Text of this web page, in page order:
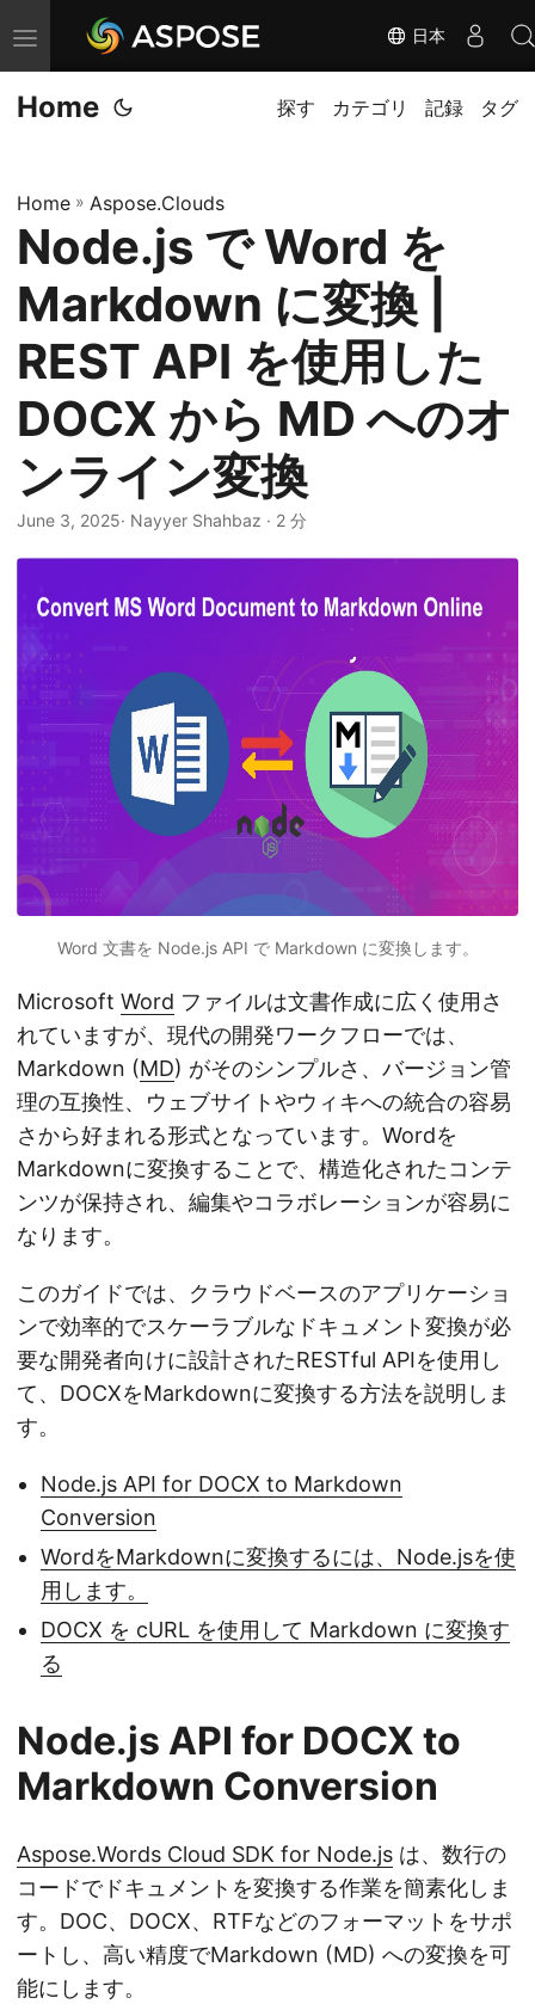
ナ
ビ
ゲ
ョ
ン
切
り
替
え
日本
Home 探す カテゴリ 記録 タグ
Home » Aspose.Clouds
Node.js で Word を
Markdown に変換 |
REST API を使用した
DOCX から MD へのオ
ンライン変換
June 3, 2025· Nayyer Shahbaz · 2 分
Word 文書を Node.js API で Markdown に変換します。
Microsoft Word ファイルは文書作成に広く使用さ
れていますが、現代の開発ワークフローでは、
Markdown (MD) がそのシンプルさ、バージョン管
理の互換性、ウェブサイトやウィキへの統合の容易
さから好まれる形式となっています。Wordを
Markdownに変換することで、構造化されたコンテ
ンツが保持され、編集やコラボレーションが容易に
なります。
このガイドでは、クラウドベースのアプリケーショ
ンで効率的でスケーラブルなドキュメント変換が必
要な開発者向けに設計されたRESTful APIを使用し
て、DOCXをMarkdownに変換する方法を説明しま
す。
Node.js API for DOCX to Markdown
Conversion
WordをMarkdownに変換するには、Node.jsを使
用します。
DOCX を cURL を使用して Markdown に変換す
る
Node.js API for DOCX to
Markdown Conversion
Aspose.Words Cloud SDK for Node.js は、数行の
コードでドキュメントを変換する作業を簡素化しま
す。DOC、DOCX、RTFなどのフォーマットをサポ
ートし、高い精度でMarkdown (MD) への変換を可
能にします。